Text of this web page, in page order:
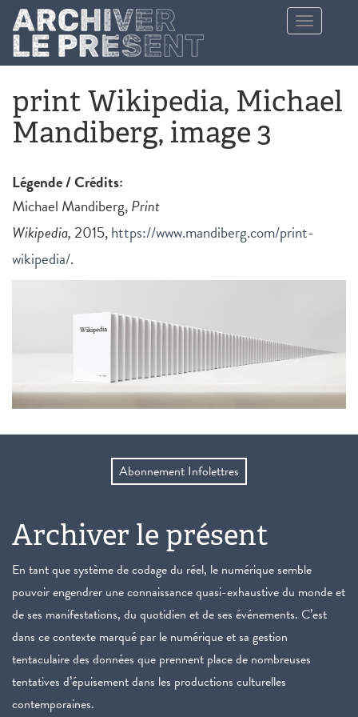
Aller au contenu principal
Toggle
navigation
print Wikipedia, Michael
Mandiberg, image 3
Légende / Crédits:
Michael Mandiberg,Print
Wikipedia,2015,https://www.mandiberg.com/print-
wikipedia/.
Abonnement Infolettres
Archiver le présent
En tant que système de codage du réel, le numérique semble
pouvoir engendrer une connaissance quasi-exhaustive du monde et
de ses manifestations, du quotidien et de ses événements. C’est
dans ce contexte marqué par le numérique et sa gestion
tentaculaire des données que prennent place de nombreuses
tentatives d’épuisement dans les productions culturelles
contemporaines.